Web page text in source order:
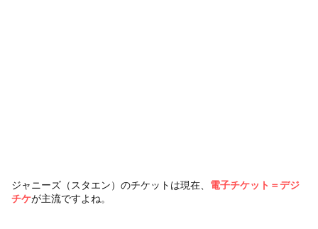
ジャニーズ（スタエン）のチケットは現在、 電子チケット＝デジ
チケが主流ですよね。